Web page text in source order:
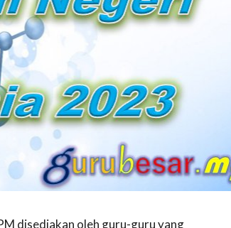
disediakan oleh guru-guru yang